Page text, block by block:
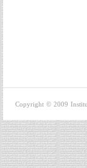
Copyright © 2009